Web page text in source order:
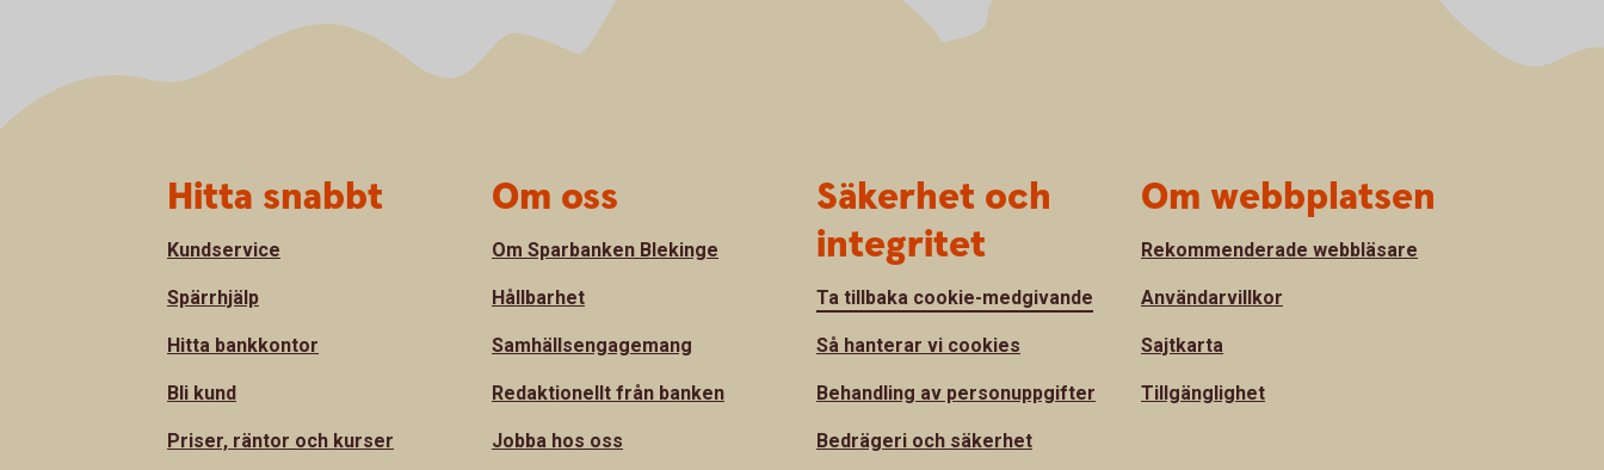
Hitta snabbt
Kundservice
Spärrhjälp
Hitta bankkontor
Bli kund
Priser, räntor och kurser
Om oss
Om Sparbanken Blekinge
Hållbarhet
Samhällsengagemang
Redaktionellt från banken
Jobba hos oss
Säkerhet och
integritet
Ta tillbaka cookie-medgivande
Så hanterar vi cookies
Behandling av personuppgifter
Bedrägeri och säkerhet
Om webbplatsen
Rekommenderade webbläsare
Användarvillkor
Sajtkarta
Tillgänglighet